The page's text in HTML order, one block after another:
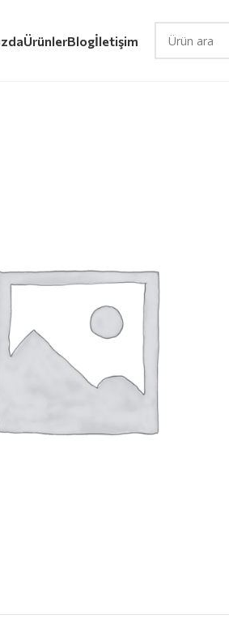
ÜrünlerBlogİletişim